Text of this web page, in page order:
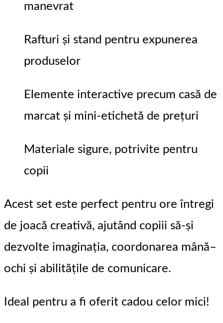
manevrat
Rafturi și stand pentru expunerea
produselor
Elemente interactive precum casă de
marcat și mini-etichetă de prețuri
Materiale sigure, potrivite pentru
copii
Acest set este perfect pentru ore întregi
de joacă creativă, ajutând copiii să-și
dezvolte imaginația, coordonarea mână–
ochi și abilitățile de comunicare.
Ideal pentru a fi oferit cadou celor mici!